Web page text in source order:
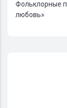
Фольклорные
любовь»